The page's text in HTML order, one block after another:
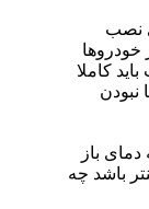
نصب
کاملا
نبودن
باز
باشد چه